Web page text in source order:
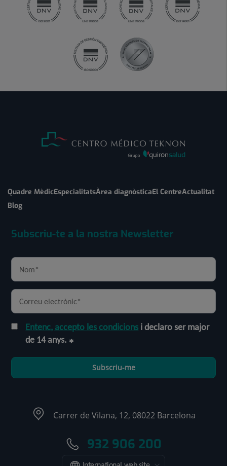
Quadre MèdicEspecialitatsÀrea diagnòsticaEl CentreActualitat
Blog
Subscriu-te a la nostra Newsletter
Entenc, accepto les condicions i declaro ser major
de 14 anys.
Subscriu-me
Carrer de Vilana, 12, 08022 Barcelona
932 906 200